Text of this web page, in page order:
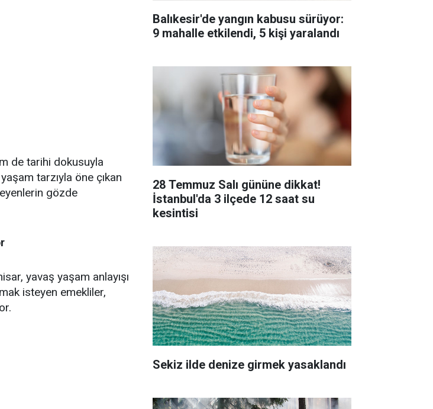
de tarihi dokusuyla
tarzıyla öne çıkan
gözde
yavaş yaşam anlayışı
isteyen emekliler,
Balıkesir'de yangın kabusu sürüyor:
9 mahalle etkilendi, 5 kişi yaralandı
28 Temmuz Salı gününe dikkat!
İstanbul'da 3 ilçede 12 saat su
kesintisi
Sekiz ilde denize girmek yasaklandı